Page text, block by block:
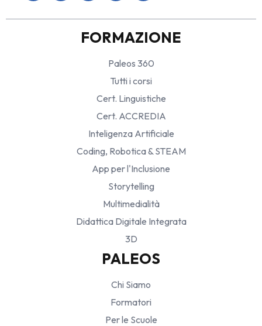
FORMAZIONE
Paleos 360
Tutti i corsi
Cert. Linguistiche
Cert. ACCREDIA
Inteligenza Artificiale
Coding, Robotica & STEAM
App per l'Inclusione
Storytelling
Multimedialità
Didattica Digitale Integrata
3D
PALEOS
Chi Siamo
Formatori
Per le Scuole